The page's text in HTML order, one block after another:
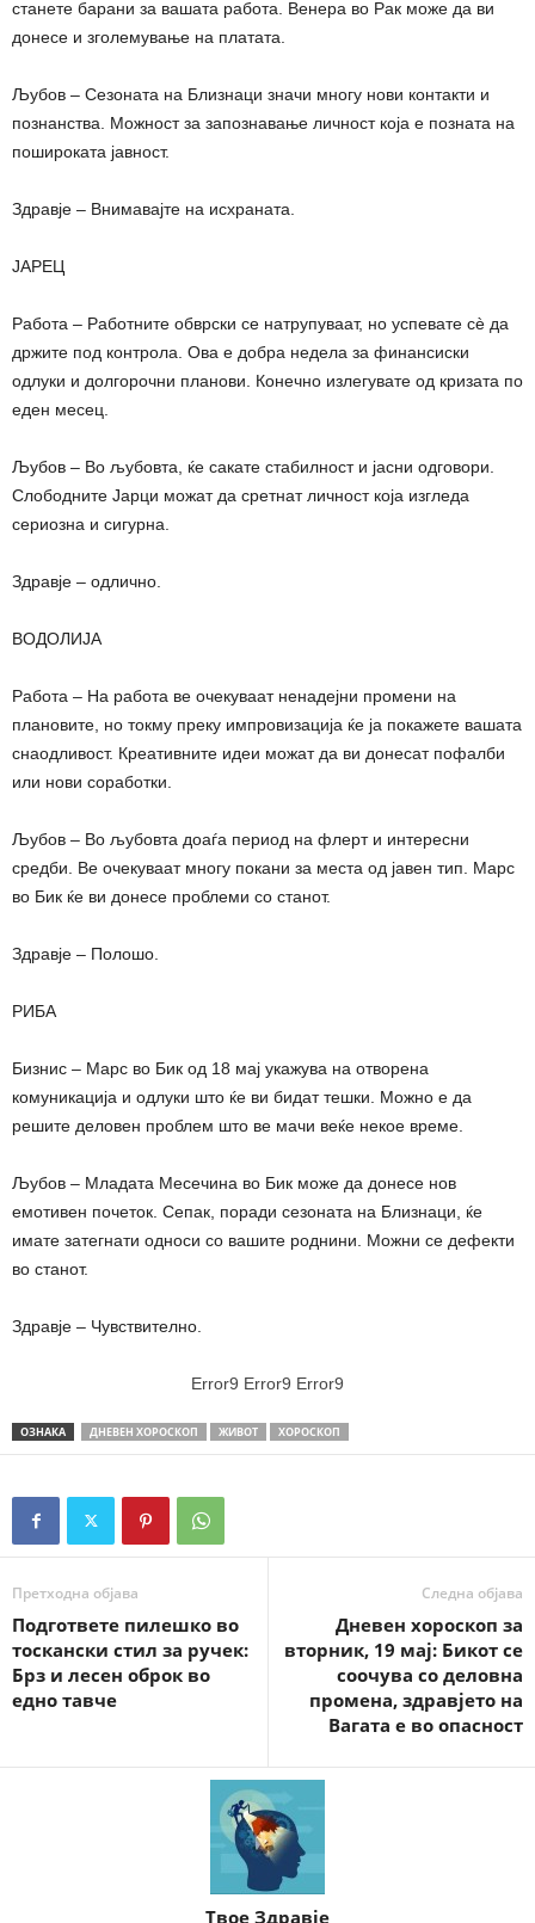
станете барани за вашата работа. Венера во Рак може да ви
донесе и зголемување на платата.
Љубов – Сезоната на Близнаци значи многу нови контакти и
познанства. Можност за запознавање личност која е позната на
пошироката јавност.
Здравје – Внимавајте на исхраната.
ЈАРЕЦ
Работа – Работните обврски се натрупуваат, но успевате сè да
држите под контрола. Ова е добра недела за финансиски
одлуки и долгорочни планови. Конечно излегувате од кризата по
еден месец.
Љубов – Во љубовта, ќе сакате стабилност и јасни одговори.
Слободните Јарци можат да сретнат личност која изгледа
сериозна и сигурна.
Здравје – одлично.
ВОДОЛИЈА
Работа – На работа ве очекуваат ненадејни промени на
плановите, но токму преку импровизација ќе ја покажете вашата
снаодливост. Креативните идеи можат да ви донесат пофалби
или нови соработки.
Љубов – Во љубовта доаѓа период на флерт и интересни
средби. Ве очекуваат многу покани за места од јавен тип. Марс
во Бик ќе ви донесе проблеми со станот.
Здравје – Полошо.
РИБА
Бизнис – Марс во Бик од 18 мај укажува на отворена
комуникација и одлуки што ќе ви бидат тешки. Можно е да
решите деловен проблем што ве мачи веќе некое време.
Љубов – Младата Месечина во Бик може да донесе нов
емотивен почеток. Сепак, поради сезоната на Близнаци, ќе
имате затегнати односи со вашите роднини. Можни се дефекти
во станот.
Здравје – Чувствително.
Error9 Error9 Error9
ОЗНАКА ДНЕВЕН ХОРОСКОП ЖИВОТ ХОРОСКОП
Претходна објава
Подгответе пилешко во
тоскански стил за ручек:
Брз и лесен оброк во
едно тавче
Следна објава
Дневен хороскоп за
вторник, 19 мај: Бикот се
соочува со деловна
промена, здравјето на
Вагата е во опасност
Твое Здравје